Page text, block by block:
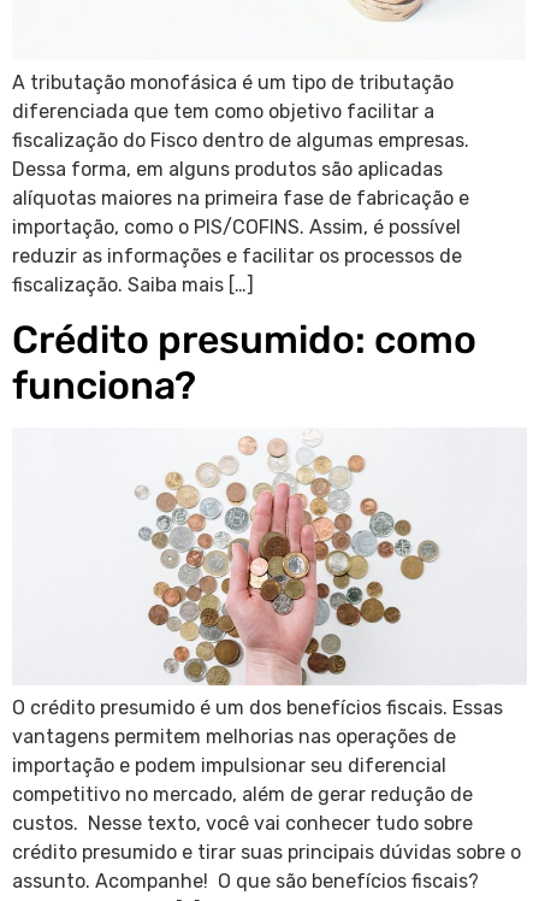
A tributação monofásica é um tipo de tributação
diferenciada que tem como objetivo facilitar a
fiscalização do Fisco dentro de algumas empresas.
Dessa forma, em alguns produtos são aplicadas
alíquotas maiores na primeira fase de fabricação e
importação, como o PIS/COFINS. Assim, é possível
reduzir as informações e facilitar os processos de
fiscalização. Saiba mais […]
Crédito presumido: como
funciona?
O crédito presumido é um dos benefícios fiscais. Essas
vantagens permitem melhorias nas operações de
importação e podem impulsionar seu diferencial
competitivo no mercado, além de gerar redução de
custos. Nesse texto, você vai conhecer tudo sobre
crédito presumido e tirar suas principais dúvidas sobre o
assunto. Acompanhe! O que são benefícios fiscais?